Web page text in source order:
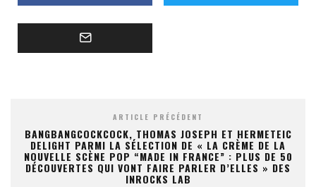
ARTICLE PRÉCÉDENT
BANGBANGCOCKCOCK, THOMAS JOSEPH ET HERMETEIC
DELIGHT PARMI LA SÉLECTION DE « LA CRÈME DE LA
NOUVELLE SCÈNE POP “MADE IN FRANCE” : PLUS DE 50
DÉCOUVERTES QUI VONT FAIRE PARLER D’ELLES » DES
INROCKS LAB